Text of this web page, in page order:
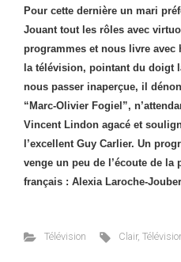
Pour cette dernière un mari
Jouant tout les rôles avec
programmes et nous livre
la télévision, pointant du doigt
nous passer inaperçue, il
“Marc-Olivier Fogiel”,
Vincent Lindon agacé et
l’excellent Guy Carlier. Un
venge un peu de l’écoute de
français : Alexia Laroche-
Télévision Clair,